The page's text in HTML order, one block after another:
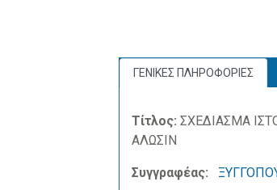
ΓΕΝΙΚΕΣ ΠΛΗΡΟΦΟΡΙΕΣ
Τίτλος: ΣΧΕΔΙΑΣΜΑ
ΑΛΩΣΙΝ
Συγγραφέας: